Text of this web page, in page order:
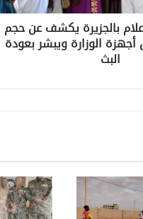
بالجزيرة يكشف عن حجم
أجهزة الوزارة ويبشر بعودة
البث